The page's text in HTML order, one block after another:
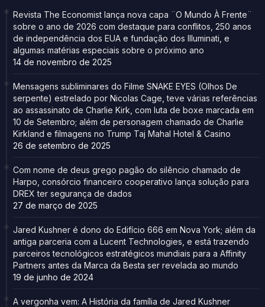
Revista The Economist lança nova capa ¨O Mundo À Frente¨
sobre o ano de 2026 com destaque para conflitos, 250 anos
de independência dos EUA e fundação dos Illuminati, e
algumas matérias especiais sobre o próximo ano
14 de novembro de 2025
Mensagens subliminares do Filme SNAKE EYES (Olhos De
serpente) estrelado por Nicolas Cage, teve várias referências
ao assassinato de Charlie Kirk, com luta de boxe marcada em
10 de Setembro; além de personagem chamado de Charlie
Kirkland e filmagens no Trump Taj Mahal Hotel & Casino
26 de setembro de 2025
Com nome de deus grego pagão do silêncio chamado de
Harpo, consórcio financeiro cooperativo lança solução para
DREX ter segurança de dados
27 de março de 2025
Jared Kushner é dono do Edifício 666 em Nova York; além da
antiga parceria com a Lucent Technologies, e está trazendo
parceiros tecnológicos estratégicos mundiais para a Affinity
Partners antes da Marca da Besta ser revelada ao mundo
19 de junho de 2024
A vergonha vem: A História da família de Jared Kushner